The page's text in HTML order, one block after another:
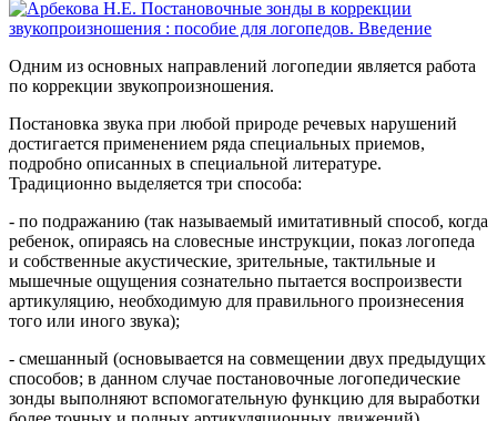
Одним из основных направлений логопедии является работа
по коррекции звукопроизношения.
Постановка звука при любой природе речевых нарушений
достигается применением ряда специальных приемов,
подробно описанных в специальной литературе.
Традиционно выделяется три способа:
- по подражанию (так называемый имитативный способ, когда
ребенок, опираясь на словесные инструкции, показ логопеда
и собственные акустические, зрительные, тактильные и
мышечные ощущения сознательно пытается воспроизвести
артикуляцию, необходимую для правильного произнесения
того или иного звука);
- смешанный (основывается на совмещении двух предыдущих
способов; в данном случае постановочные логопедические
зонды выполняют вспомогательную функцию для выработки